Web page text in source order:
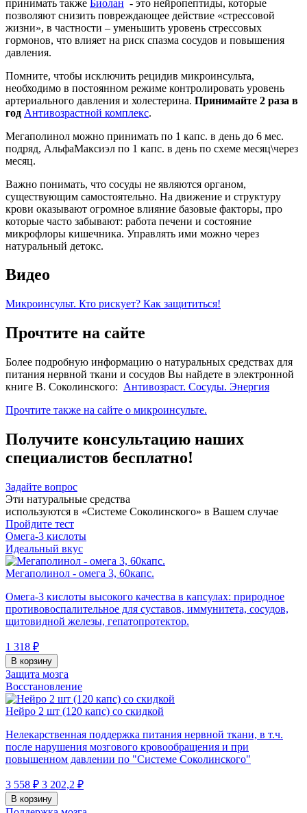
принимать также Биолан - это нейропептиды, которые
позволяют снизить повреждающее действие «стрессовой
жизни», в частности – уменьшить уровень стрессовых
гормонов, что влияет на риск спазма сосудов и повышения
давления.
Помните, чтобы исключить рецидив микроинсульта,
необходимо в постоянном режиме контролировать уровень
артериального давления и холестерина. Принимайте 2 раза в
год Антивозрастной комплекс.
Мегаполинол можно принимать по 1 капс. в день до 6 мес.
подряд, АльфаМаксиэл по 1 капс. в день по схеме месяц\через
месяц.
Важно понимать, что сосуды не являются органом,
существующим самостоятельно. На движение и структуру
крови оказывают огромное влияние базовые факторы, про
которые часто забывают: работа печени и состояние
микрофлоры кишечника. Управлять ими можно через
натуральный детокс.
Видео
Микроинсульт. Кто рискует? Как защититься!
Прочтите на сайте
Более подробную информацию о натуральных средствах для
питания нервной ткани и сосудов Вы найдете в электронной
книге В. Соколинского: Антивозраст. Сосуды. Энергия
Прочтите также на сайте о микроинсульте.
Получите консультацию наших
специалистов бесплатно!
Задайте вопрос
Эти натуральные средства
используются в «Системе Соколинского» в Вашем случае
Пройдите тест
Омега-3 кислоты
Идеальный вкус
Мегаполинол - омега 3, 60капс.
Омега-3 кислоты высокого качества в капсулах: природное
противовоспалительное для суставов, иммунитета, сосудов,
щитовидной железы, гепатопротектор.
1 318 ₽
В корзину
Защита мозга
Восстановление
Нейро 2 шт (120 капс) со скидкой
Нелекарственная поддержка питания нервной ткани, в т.ч.
после нарушения мозгового кровообращения и при
повышенном давлении по "Системе Соколинского"
3 558 ₽ 3 202,2 ₽
В корзину